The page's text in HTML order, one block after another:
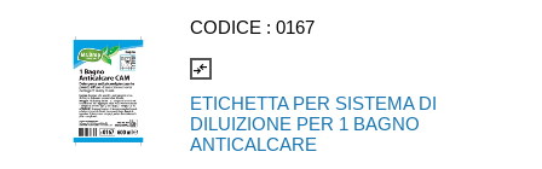
CODICE : 0167
compare_arrows
ETICHETTA PER SISTEMA DI
DILUIZIONE PER 1 BAGNO
ANTICALCARE